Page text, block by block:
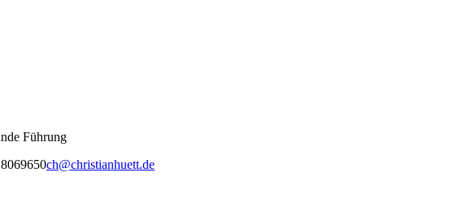
Führung
ch@christianhuett.de